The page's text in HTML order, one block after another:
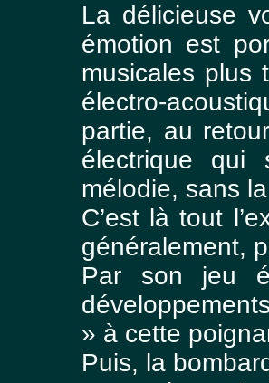
La délicieuse
émotion est
musicales plus
électro-
partie, au
électrique qui
mélodie, sans
C’est là tout
généralement,
Par son jeu
» à cette
Puis, la